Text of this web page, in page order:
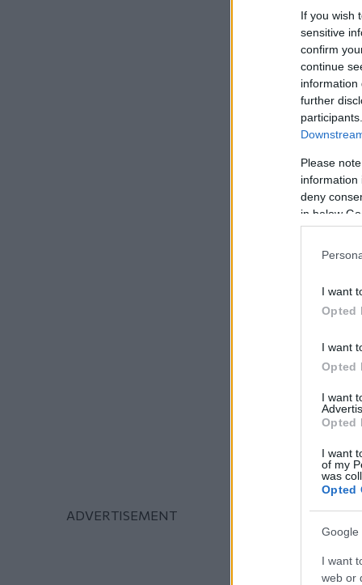
If you wish
sensitive
confirm
continue
information
further
Please
information
deny
in below
I want
Opted
I want
Opted
I want
Opted
I want
of my
was
Opted
Google
I want
web or